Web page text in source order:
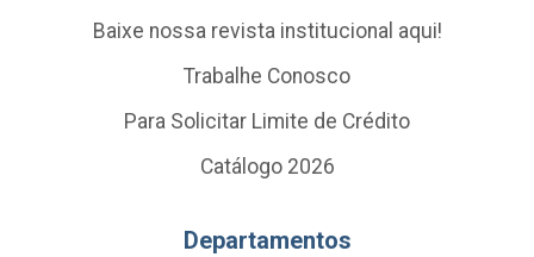
Baixe nossa revista institucional aqui!
Trabalhe Conosco
Para Solicitar Limite de Crédito
Catálogo 2026
Departamentos